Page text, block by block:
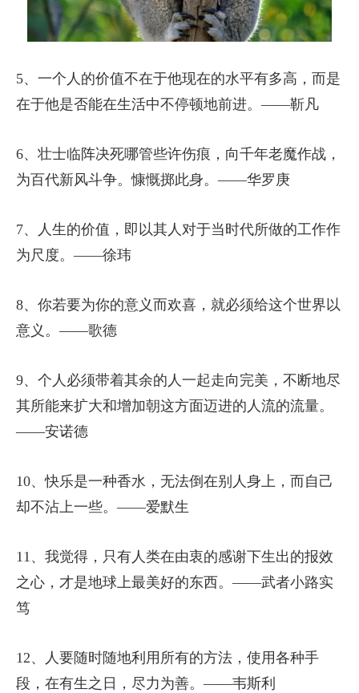
5、一个人的价值不在于他现在的水平有多高，而是
在于他是否能在生活中不停顿地前进。——靳凡
6、壮士临阵决死哪管些许伤痕，向千年老魔作战，
为百代新风斗争。慷慨掷此身。——华罗庚
7、人生的价值，即以其人对于当时代所做的工作作
为尺度。——徐玮
8、你若要为你的意义而欢喜，就必须给这个世界以
意义。——歌德
9、个人必须带着其余的人一起走向完美，不断地尽
其所能来扩大和增加朝这方面迈进的人流的流量。
——安诺德
10、快乐是一种香水，无法倒在别人身上，而自己
却不沾上一些。——爱默生
11、我觉得，只有人类在由衷的感谢下生出的报效
之心，才是地球上最美好的东西。——武者小路实
笃
12、人要随时随地利用所有的方法，使用各种手
段，在有生之日，尽力为善。——韦斯利